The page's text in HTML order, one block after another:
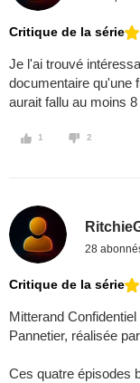
Critique de la série
Je l'ai trouvé
documentaire qu'une
aurait fallu au moins
1 2
28
Critique de la série
Mitterand
Pannetier, réalisée
Ces quatre épisodes